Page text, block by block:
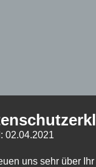
02.04.2021
uns sehr über